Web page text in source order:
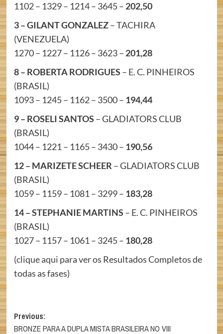
1102 – 1329 – 1214 – 3645 – 202,50
3 – GILANT GONZALEZ– TACHIRA
(VENEZUELA)
1270 – 1227 – 1126 – 3623 – 201,28
8 – ROBERTA RODRIGUES – E. C. PINHEIROS
(BRASIL)
1093 – 1245 – 1162 – 3500 – 194,44
9 – ROSELI SANTOS – GLADIATORS CLUB
(BRASIL)
1044 – 1221 – 1165 – 3430 – 190,56
12 – MARIZETE SCHEER – GLADIATORS CLUB
(BRASIL)
1059 – 1159 – 1081 – 3299 – 183,28
14 – STEPHANIE MARTINS – E. C. PINHEIROS
(BRASIL)
1027 – 1157 – 1061 – 3245 – 180,28
(clique aqui para ver os Resultados Completos de
todas as fases)
Post
Previous:
BRONZE PARA A DUPLA MISTA BRASILEIRA NO VIII